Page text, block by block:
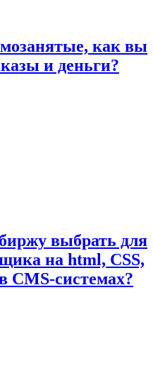
как вы
и деньги?
выбрать для
на html, CSS,
CMS-системах?